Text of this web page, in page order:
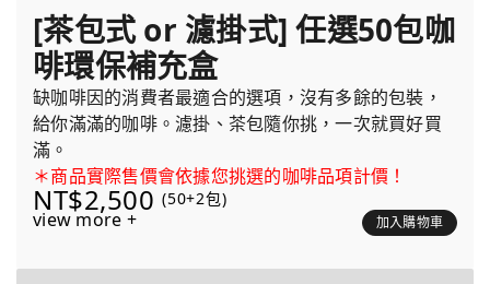
[茶包式 or 濾掛式] 任選50包咖
啡環保補充盒
缺咖啡因的消費者最適合的選項，沒有多餘的包裝，
給你滿滿的咖啡。濾掛、茶包隨你挑，一次就買好買
滿。
＊商品實際售價會依據您挑選的咖啡品項計價！
NT$2,500 (50+2包)
view more + 加入購物車